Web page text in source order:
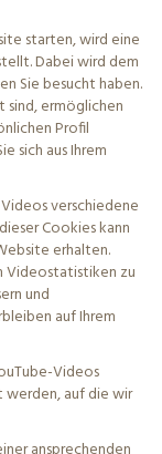
starten, wird eine
Dabei wird dem
Sie besucht haben.
ermöglichen
Profil
sich aus Ihrem
verschiedene
Cookies kann
erhalten.
Videostatistiken zu
und
auf Ihrem
Videos
auf die wir